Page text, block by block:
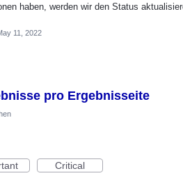
haben, werden wir den Status
11, 2022
pro Ergebnisseite
Critical